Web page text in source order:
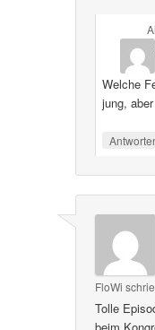
Welche
jung,
FloWi
Tolle